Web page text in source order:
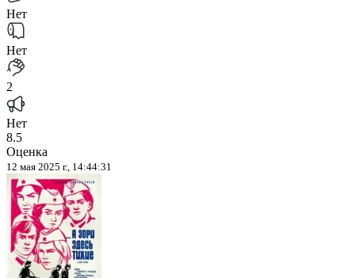
Нет
Нет
2
Нет
8.5
Оценка
12 мая 2025 г., 14:44:31